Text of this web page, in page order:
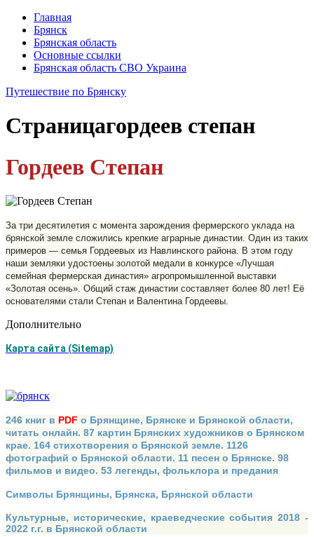
Главная
Брянск
Брянская область
Основные ссылки
Брянская область СВО Украина
Путешествие по Брянску
Страницагордеев степан
Гордеев Степан
За три десятилетия с момента зарождения фермерского уклада на
брянской земле сложились крепкие аграрные династии. Один из таких
примеров — семья Гордеевых из Навлинского района. В этом году
наши земляки удостоены золотой медали в конкурсе «Лучшая
семейная фермерская династия» агропромышленной выставки
«Золотая осень». Общий стаж династии составляет более 80 лет! Её
основателями стали Степан и Валентина Гордеевы.
Дополнительно
Карта сайта (Sitemap)
246 книг в PDF о Брянщине, Брянске и Брянской области,
читать онлайн. 87 картин Брянских художников о Брянском
крае. 164 стихотворения о Брянской земле. 1126
фотографий о Брянской области. 11 песен о Брянске. 98
фильмов и видео. 53 легенды, фольклора и предания
Символы Брянщины, Брянска, Брянской области
Культурные, исторические, краеведческие события 2018 -
2022 г.г. в Брянской области